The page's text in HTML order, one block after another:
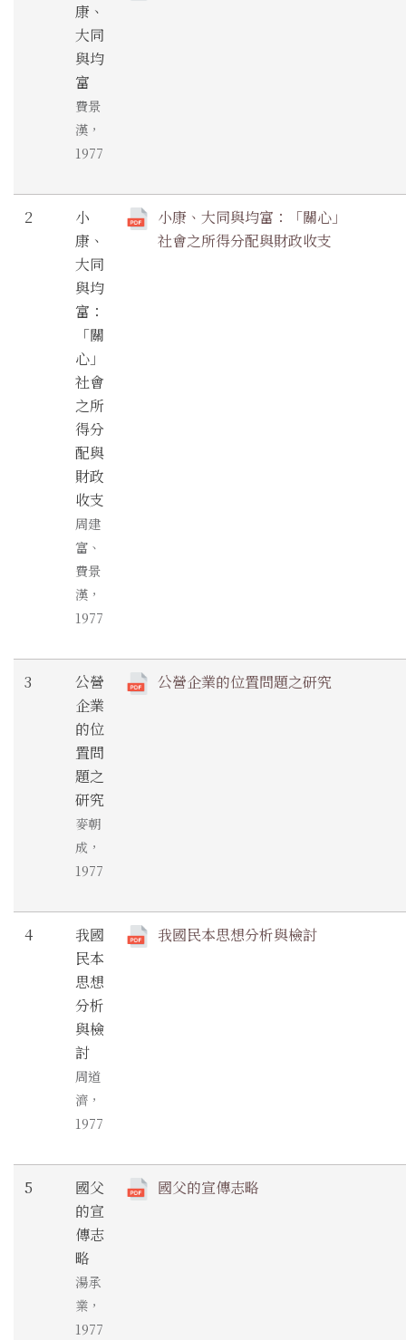
康、
大同
與均
富
費景
漢，
1977
2
小
康、
大同
與均
富：
「關
心」
社會
之所
得分
配與
財政
收支
周建
富、
費景
漢，
1977
小康、大同與均富：「關心」
社會之所得分配與財政收支
3
公營
企業
的位
置問
題之
研究
麥朝
成，
1977
公營企業的位置問題之研究
4
我國
民本
思想
分析
與檢
討
周道
濟，
1977
我國民本思想分析與檢討
5
國父
的宣
傳志
略
湯承
業，
1977
國父的宣傳志略